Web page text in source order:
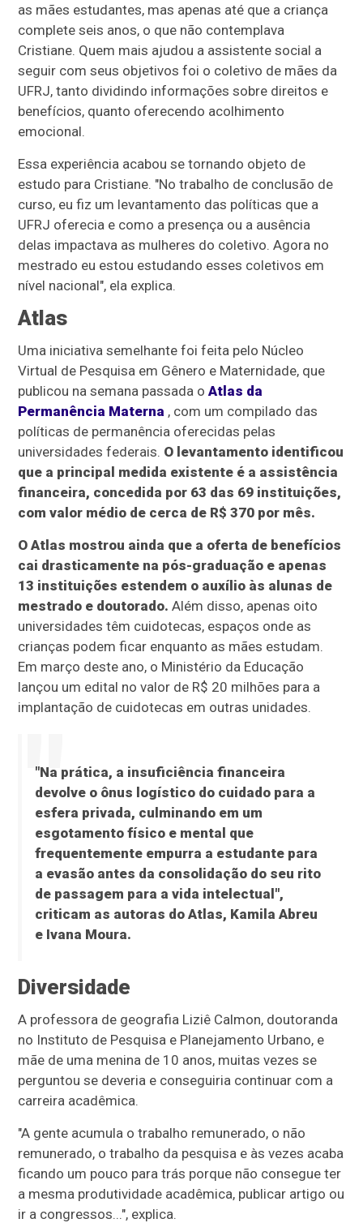
as mães estudantes, mas apenas até que a criança
complete seis anos, o que não contemplava
Cristiane. Quem mais ajudou a assistente social a
seguir com seus objetivos foi o coletivo de mães da
UFRJ, tanto dividindo informações sobre direitos e
benefícios, quanto oferecendo acolhimento
emocional.
Essa experiência acabou se tornando objeto de
estudo para Cristiane. "No trabalho de conclusão de
curso, eu fiz um levantamento das políticas que a
UFRJ oferecia e como a presença ou a ausência
delas impactava as mulheres do coletivo. Agora no
mestrado eu estou estudando esses coletivos em
nível nacional", ela explica.
Atlas
Uma iniciativa semelhante foi feita pelo Núcleo
Virtual de Pesquisa em Gênero e Maternidade, que
publicou na semana passada oAtlas da
Permanência Materna , com um compilado das
políticas de permanência oferecidas pelas
universidades federais. O levantamento identificou
que a principal medida existente é a assistência
financeira, concedida por 63 das 69 instituições,
com valor médio de cerca de R$ 370 por mês.
O Atlas mostrou ainda que a oferta de benefícios
cai drasticamente na pós-graduação e apenas
13 instituições estendem o auxílio às alunas de
mestrado e doutorado. Além disso, apenas oito
universidades têm cuidotecas, espaços onde as
crianças podem ficar enquanto as mães estudam.
Em março deste ano, o Ministério da Educação
lançou um edital no valor de R$ 20 milhões para a
implantação de cuidotecas em outras unidades.
"Na prática, a insuficiência financeira
devolve o ônus logístico do cuidado para a
esfera privada, culminando em um
esgotamento físico e mental que
frequentemente empurra a estudante para
a evasão antes da consolidação do seu rito
de passagem para a vida intelectual",
criticam as autoras do Atlas, Kamila Abreu
e Ivana Moura.
Diversidade
A professora de geografia Liziê Calmon, doutoranda
no Instituto de Pesquisa e Planejamento Urbano, e
mãe de uma menina de 10 anos, muitas vezes se
perguntou se deveria e conseguiria continuar com a
carreira acadêmica.
"A gente acumula o trabalho remunerado, o não
remunerado, o trabalho da pesquisa e às vezes acaba
ficando um pouco para trás porque não consegue ter
a mesma produtividade acadêmica, publicar artigo ou
ir a congressos...", explica.